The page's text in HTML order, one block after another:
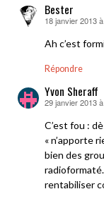
Bester
dit :
18 janvier 2013
Ah c’est
Répondre
Yvon Sheraff
dit :
29 janvier 2013
C’est fou :
« n’apporte
bien des
rentabiliser